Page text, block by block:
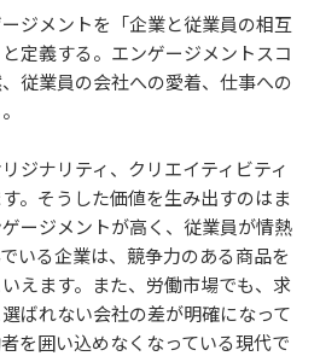
ジメントを「企業と従業員の相互
定義する。エンゲージメントスコ
従業員の会社への愛着、仕事への
ジナリティ、クリエイティビティ
。そうした価値を生み出すのはま
ージメントが高く、従業員が情熱
いる企業は、競争力のある商品を
えます。また、労働市場でも、求
ばれない会社の差が明確になって
を囲い込めなくなっている現代で